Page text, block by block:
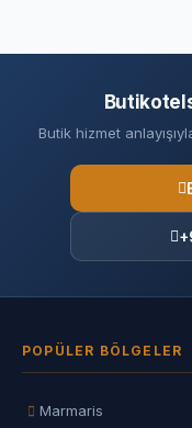
Butik hizmet
POPÜLER BÖLGELER
Marmaris